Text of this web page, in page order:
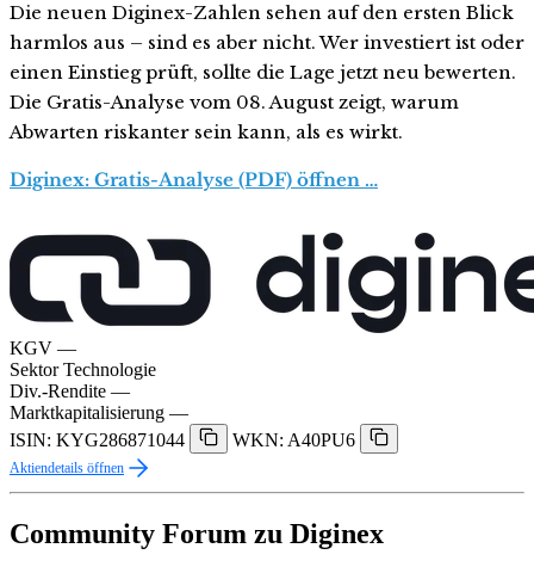
Die neuen Diginex-Zahlen sehen auf den ersten Blick
harmlos aus – sind es aber nicht. Wer investiert ist oder
einen Einstieg prüft, sollte die Lage jetzt neu bewerten.
Die Gratis-Analyse vom 08. August zeigt, warum
Abwarten riskanter sein kann, als es wirkt.
Diginex: Gratis-Analyse (PDF) öffnen …
KGV —
Sektor Technologie
Div.-Rendite —
Marktkapitalisierung —
ISIN: KYG286871044
WKN: A40PU6
Aktiendetails öffnen
Community Forum zu Diginex